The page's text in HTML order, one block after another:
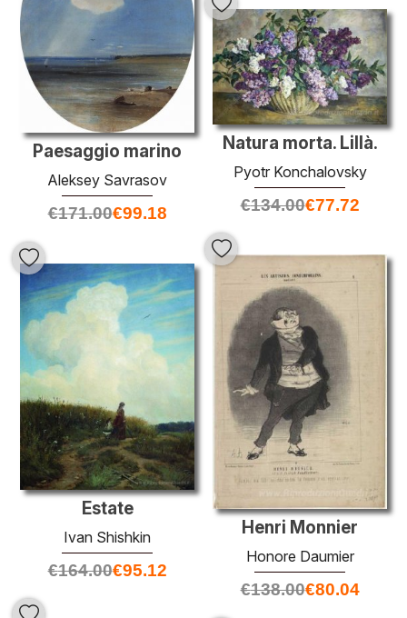
Paesaggio marino
Aleksey Savrasov
€171.00€99.18
Natura morta. Lillà.
Pyotr Konchalovsky
€134.00€77.72
Henri Monnier
Honore Daumier
€138.00€80.04
Estate
Ivan Shishkin
€164.00€95.12